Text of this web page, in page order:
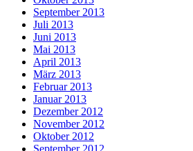
September 2013
Juli 2013
Juni 2013
Mai 2013
April 2013
März 2013
Februar 2013
Januar 2013
Dezember 2012
November 2012
Oktober 2012